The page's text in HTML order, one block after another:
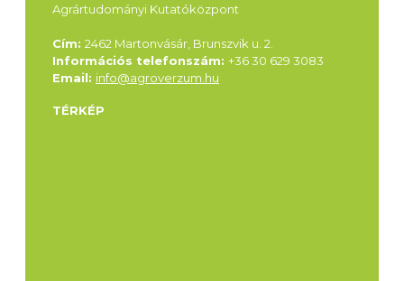
Agrártudományi Kutatóközpont
Cím: 2462 Martonvásár, Brunszvik u. 2.
Információs telefonszám: +36 30 629 3083
Email: info@agroverzum.hu
TÉRKÉP